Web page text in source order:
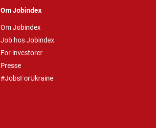
Om Jobindex
Om Jobindex
Job hos Jobindex
For investorer
Presse
#JobsForUkraine